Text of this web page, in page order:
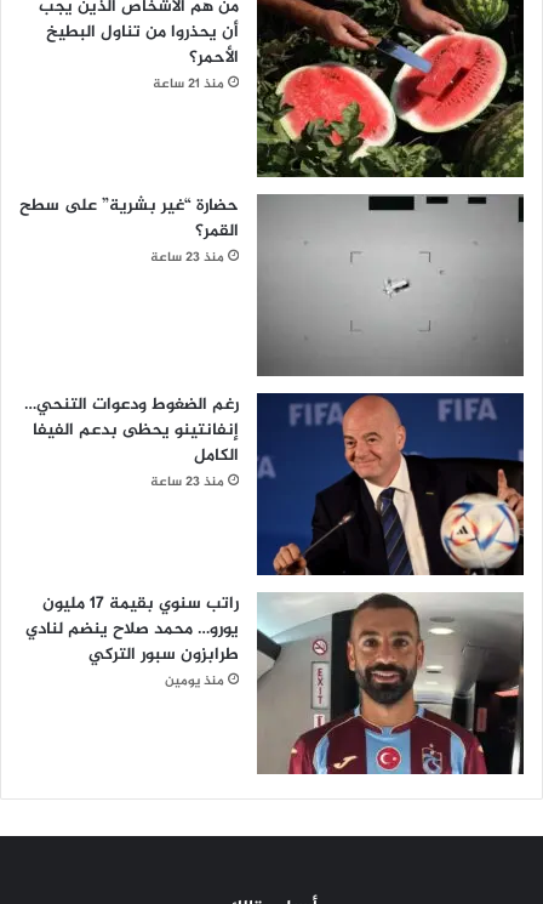
من هم الأشخاص الذين يجب
أن يحذروا من تناول البطيخ
الأحمر؟
منذ 21 ساعة
حضارة “غير بشرية” على سطح
القمر؟
منذ 23 ساعة
رغم الضغوط ودعوات التنحي…
إنفانتينو يحظى بدعم الفيفا
الكامل
منذ 23 ساعة
راتب سنوي بقيمة 17 مليون
يورو… محمد صلاح ينضم لنادي
طرابزون سبور التركي
منذ يومين